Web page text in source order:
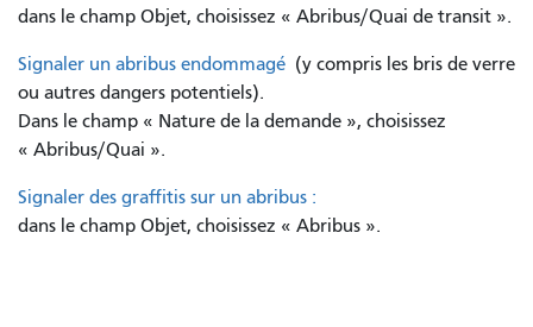
dans le champ Objet, choisissez « Abribus/Quai de transit ».
Signaler un abribus endommagé (y compris les bris de verre
ou autres dangers potentiels).
Dans le champ « Nature de la demande », choisissez
« Abribus/Quai ».
Signaler des graffitis sur un abribus :
dans le champ Objet, choisissez « Abribus ».